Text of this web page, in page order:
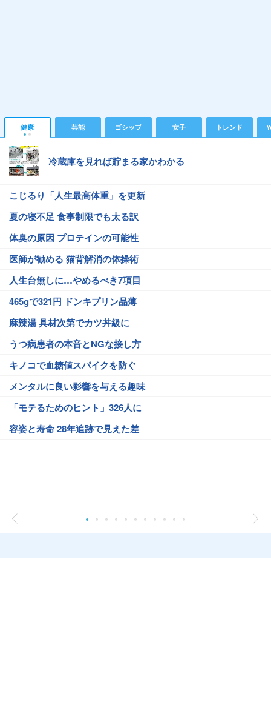
健康 芸能 ゴシップ 女子 トレンド
冷蔵庫を見れば貯まる家かわかる
こじるり「人生最高体重」を更新
夏の寝不足 食事制限でも太る訳
体臭の原因 プロテインの可能性
医師が勧める 猫背解消の体操術
人生台無しに…やめるべき7項目
465gで321円 ドンキプリン品薄
麻辣湯 具材次第でカツ丼級に
うつ病患者の本音とNGな接し方
キノコで血糖値スパイクを防ぐ
メンタルに良い影響を与える趣味
「モテるためのヒント」326人に
容姿と寿命 28年追跡で見えた差